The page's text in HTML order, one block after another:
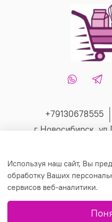
+79130678555
г Новосибирск, ул
© 2019 Любое
Используя наш сайт, Вы
обработку Ваших
сервисов веб-аналитики.